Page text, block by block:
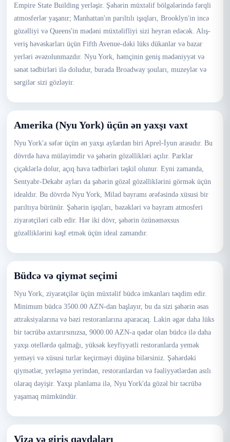
Empire State Building yerləşir. Şəhərin müxtəlif bölgələrində fərqli
atmosferlər yaşanır; Manhattan'ın parıltılı işıqları, Brooklyn'in incə
gözəlliyi və Queens'in mədəni müxtəlifliyi sizi heyran edəcək. Alış-
veriş həvəskarları üçün Fifth Avenue-dəki lüks dükanlar və bazar
yerləri əvəzolunmazdır. Nyu York, həmçinin geniş mədəniyyət və
sənət tədbirləri ilə doludur, burada Broadway şouları, muzeylər və
sərgilər sizi gözləyir.
Amerika (Nyu York) üçün ən yaxşı vaxt
Nyu York'a səfər üçün ən yaxşı aylardan biri Aprel-İyun arasıdır. Bu
dövrdə hava mülayimdir və şəhərin gözəllikləri açılır. Parklar
çiçəklərlə dolur, açıq hava tədbirləri təşkil olunur. Eyni zamanda,
Sentyabr-Dekabr ayları da şəhərin gözəl gözəlliklərini görmək üçün
idealdır. Bu dövrdə Nyu York, Milad bayramı ərəfəsində xüsusi bir
parıltıya bürünür. Şəhərin işıqları, bəzəkləri və bayram atmosferi
ziyarətçiləri cəlb edir. Hər iki dövr, şəhərin özünəməxsus
gözəlliklərini kəşf etmək üçün ideal zamandır.
Büdcə və qiymət seçimi
Nyu York, ziyarətçilər üçün müxtəlif büdcə imkanları təqdim edir.
Minimum büdcə 3500.00 AZN-dan başlayır, bu da sizi şəhərin əsas
attraksiyalarına və bəzi restoranlarına aparacaq. Lakin əgər daha lüks
bir təcrübə axtarırsınızsa, 9000.00 AZN-a qədər olan büdcə ilə daha
yaxşı otellərdə qalmağı, yüksək keyfiyyətli restoranlarda yemək
yeməyi və xüsusi turlar keçirməyi düşünə bilərsiniz. Şəhərdəki
qiymətlər, yerləşmə yerindən, restoranlardan və fəaliyyətlərdən asılı
olaraq dəyişir. Yaxşı planlama ilə, Nyu York'da gözəl bir təcrübə
yaşamaq mümkündür.
Viza və giriş qaydaları